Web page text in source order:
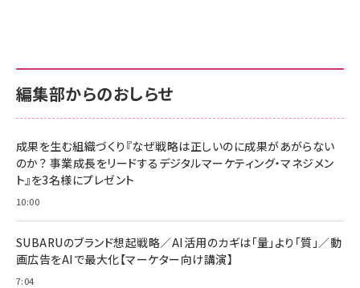
編集部からのおしらせ
成果を生む組織づくり『なぜ戦略は正しいのに成果があがらない
のか？ 事業成長をリードするデジタルマーケティング・マネジメン
ト』を3名様にプレゼント
10:00
SUBARUのブランド想起戦略／AI活用のカギは「量」より「質」／動
画広告をAIで最大化【マーケター向け講演】
7:04